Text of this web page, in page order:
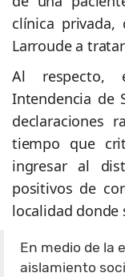
clínica
Larroude a
Al respecto,
Intendencia de
declaraciones
tiempo que
ingresar al
positivos de
localidad donde
En medio de la
aislamiento